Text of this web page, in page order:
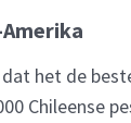
het de
Chileense